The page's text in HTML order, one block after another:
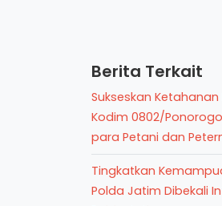
Berita Terkait
Sukseskan
Kodim 0802/
para Petani dan
Tingkatkan
Polda Jatim Dibekali